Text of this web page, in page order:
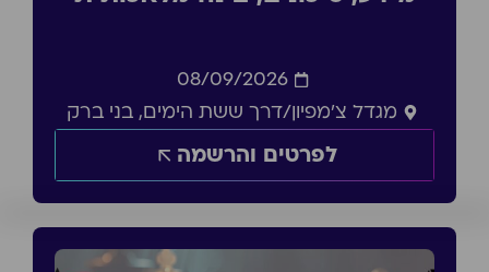
08/09/2026
מגדל צ'מפיון/דרך ששת הימים, בני ברק
לפרטים והרשמה